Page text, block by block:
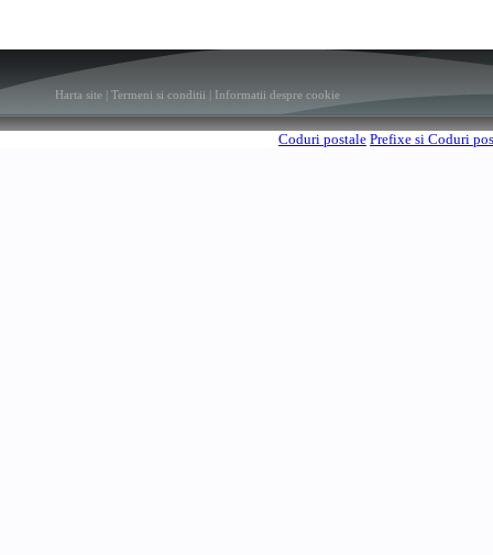
Harta site Termeni si conditii Informatii despre cookie
Coduri postale Prefixe si Coduri